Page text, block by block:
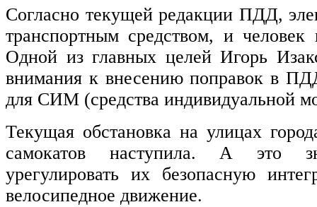
Согласно текущей редакции ПДД,
транспортным средством, и
Одной из главных целей Игорь
внимания к внесению поправок в
для СИМ (средства индивидуальной
Текущая обстановка на улицах
самокатов наступила. А это
урегулировать их безопасную
велосипедное движение.